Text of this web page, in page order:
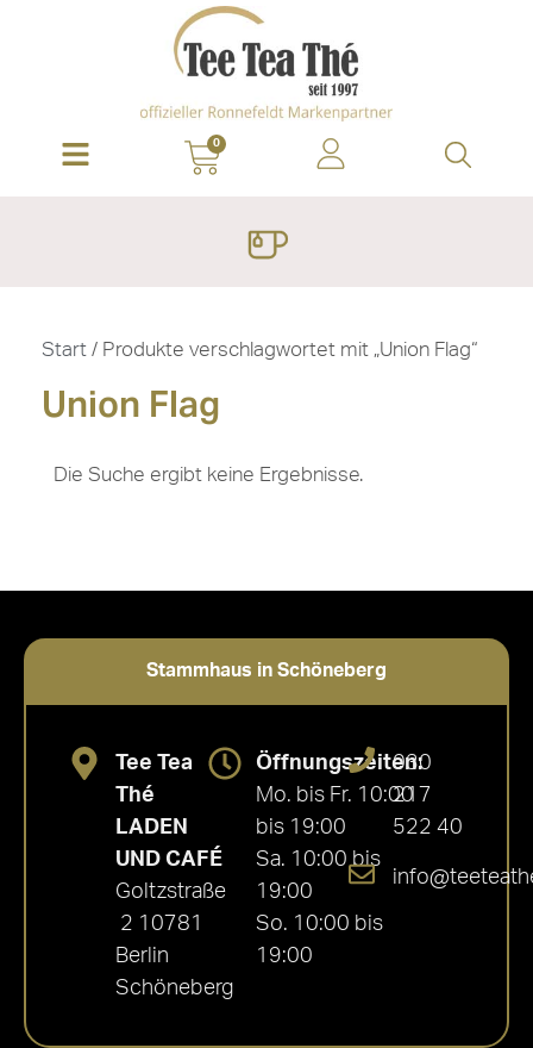
0
Start / Produkte verschlagwortet mit „Union Flag“
Union Flag
Die Suche ergibt keine Ergebnisse.
Stammhaus in Schöneberg
Tee Tea
Thé
LADEN
UND CAFÉ
Goltzstraße
2 10781
Berlin
Schöneberg
Öffnungszeiten:
Mo. bis Fr. 10:00
bis 19:00
Sa. 10:00 bis
19:00
So. 10:00 bis
19:00
030
217
522 40